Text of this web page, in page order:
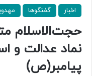
اخبار گفتگوها
حجت‌الاسلام
نماد عدالت و
پیامبر(ص)